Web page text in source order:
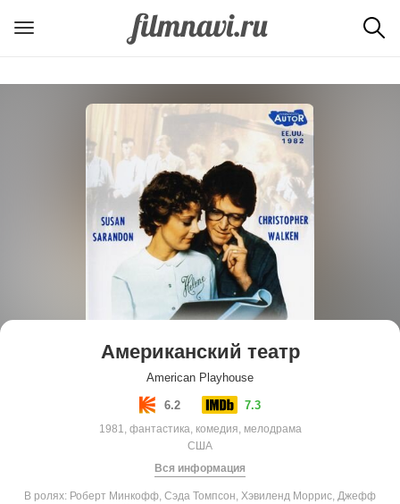
Американский театр
American Playhouse
6.2 7.3
1981, фантастика, комедия, мелодрама
США
Вся информация
В ролях: Роберт Минкофф, Сэда Томпсон, Хэвиленд Моррис, Джефф